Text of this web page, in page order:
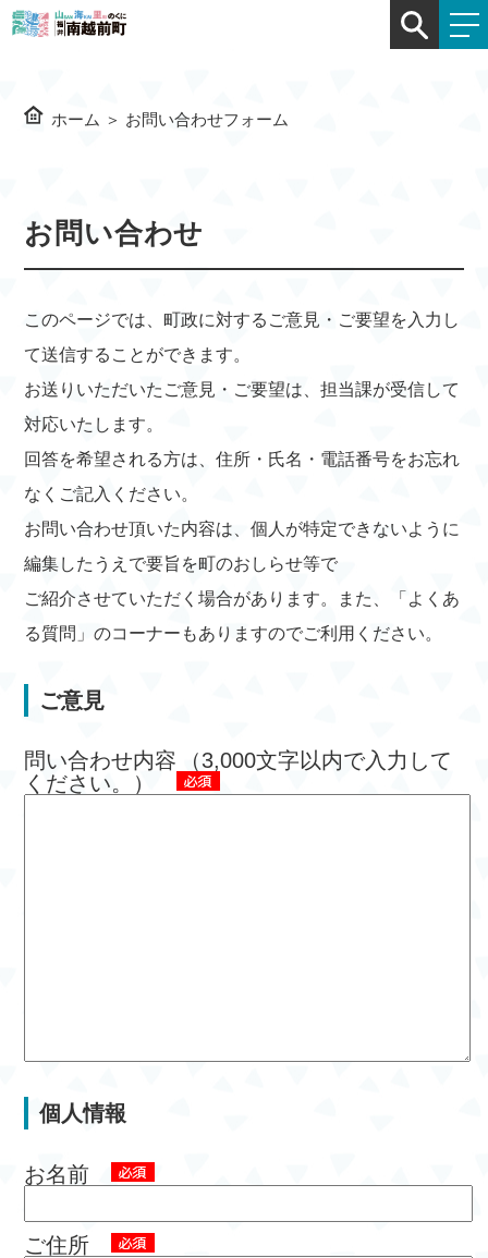
ホーム ＞ お問い合わせフォーム
お問い合わせ
このページでは、町政に対するご意見・ご要望を入力し
て送信することができます。
お送りいただいたご意見・ご要望は、担当課が受信して
対応いたします。
回答を希望される方は、住所・氏名・電話番号をお忘れ
なくご記入ください。
お問い合わせ頂いた内容は、個人が特定できないように
編集したうえで要旨を町のおしらせ等で
ご紹介させていただく場合があります。また、「よくあ
る質問」のコーナーもありますのでご利用ください。
ご意見
問い合わせ内容
（3,000文字以内で入力して
ください。）
個人情報
お名前
ご住所